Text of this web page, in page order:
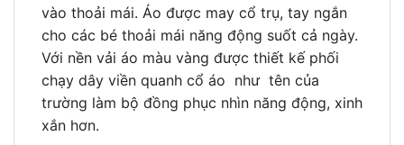
vào thoải mái. Áo được may cổ trụ, tay ngắn
cho các bé thoải mái năng động suốt cả ngày.
Với nền vải áo màu vàng được thiết kế phối
chạy dây viền quanh cổ áo như tên của
trường làm bộ đồng phục nhìn năng động, xinh
xắn hơn.